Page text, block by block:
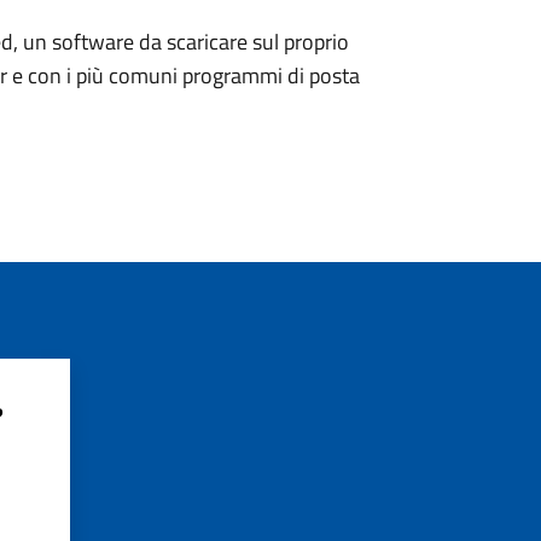
un software da scaricare sul proprio
con i più comuni programmi di posta